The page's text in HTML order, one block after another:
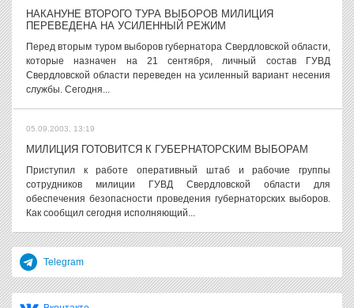
НАКАНУНЕ ВТОРОГО ТУРА ВЫБОРОВ МИЛИЦИЯ
ПЕРЕВЕДЕНА НА УСИЛЕННЫЙ РЕЖИМ
Перед вторым туром выборов губернатора Свердловской области,
которые назначен на 21 сентября, личный состав ГУВД
Свердловской области переведен на усиленный вариант несения
службы. Сегодня...
05.09.2003, 13:19
МИЛИЦИЯ ГОТОВИТСЯ К ГУБЕРНАТОРСКИМ ВЫБОРАМ
Приступил к работе оперативный штаб и рабочие группы
сотрудников милиции ГУВД Свердловской области для
обеспечения безопасности проведения губернаторских выборов.
Как сообщил сегодня исполняющий...
Telegram